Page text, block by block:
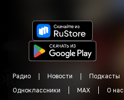
Радио Новости Подкасты
Одноклассники
MAX О нас